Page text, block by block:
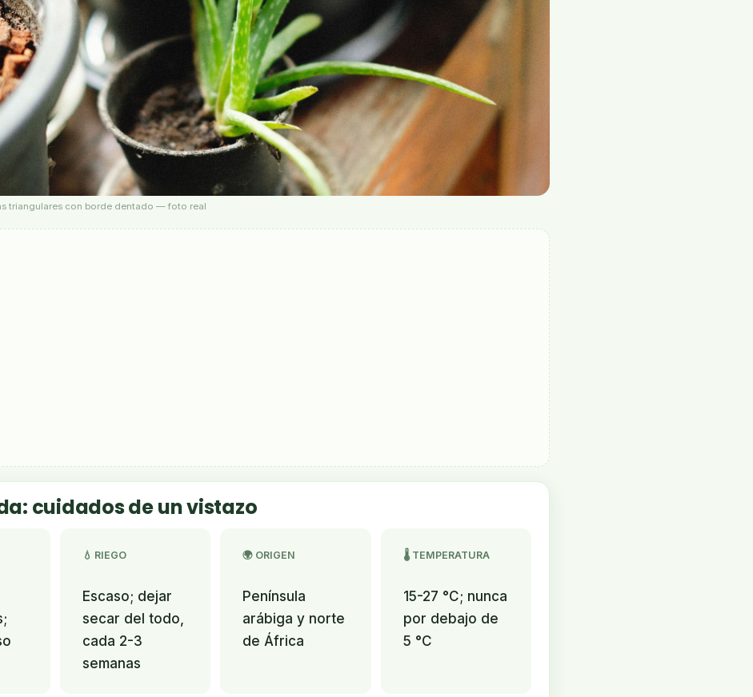
triangulares con borde dentado — foto real
cuidados de un vistazo
💧 RIEGO
Escaso; dejar
secar del todo,
cada 2-3
semanas
🌍 ORIGEN
Península
arábiga y norte
de África
🌡️ TEMPERATURA
15-27 °C; nunca
por debajo de
5 °C